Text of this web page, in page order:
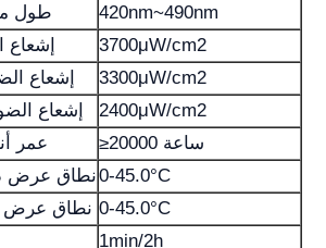
طول
420nm~490nm
إشعاع
3700μW/cm2
إشعاع
3300μW/cm2
إشعاع
2400μW/cm2
عمر
≥20000 ساعة
نطاق عرض0-45.0°C
نطاق عرض 0-45.0°C
1min/2h